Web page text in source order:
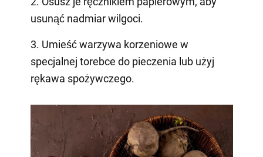
usunąć nadmiar wilgoci.
3. Umieść warzywa korzeniowe w
specjalnej torebce do pieczenia lub użyj
rękawa spożywczego.